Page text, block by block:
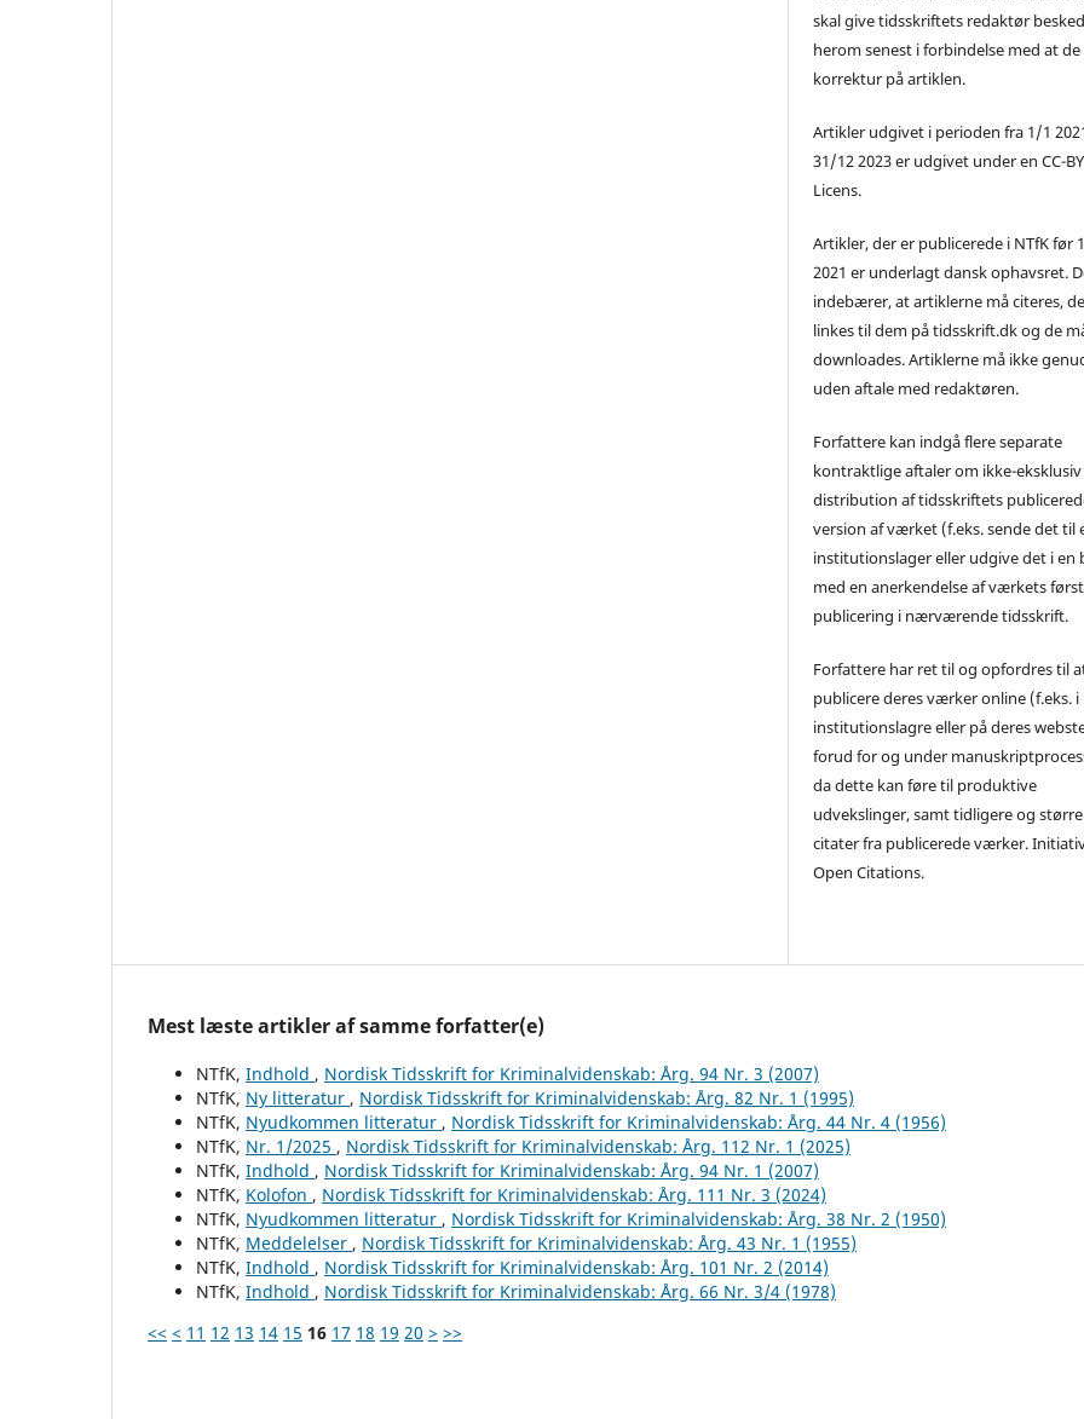
skal give tidsskriftets redaktør besked
herom senest i forbindelse med at
korrektur på artiklen.
Artikler udgivet i perioden fra 1/1
31/12 2023 er udgivet under en CC-
Licens.
Artikler, der er publicerede i NTfK før
2021 er underlagt dansk ophavsret.
indebærer, at artiklerne må citeres,
linkes til dem på tidsskrift.dk og de
downloades. Artiklerne må ikke
uden aftale med redaktøren.
Forfattere kan indgå flere separate
kontraktlige aftaler om ikke-eksklusiv
distribution af tidsskriftets
version af værket (f.eks. sende det til
institutionslager eller udgive det i en
med en anerkendelse af værkets
publicering i nærværende tidsskrift.
Forfattere har ret til og opfordres til
publicere deres værker online (f.eks. i
institutionslagre eller på deres
forud for og under
da dette kan føre til produktive
udvekslinger, samt tidligere og større
citater fra publicerede værker.
Open Citations.
Mest læste artikler af samme forfatter(e)
NTfK, Indhold , Nordisk Tidsskrift for Kriminalvidenskab: Årg. 94 Nr. 3 (2007)
NTfK, Ny litteratur , Nordisk Tidsskrift for Kriminalvidenskab: Årg. 82 Nr. 1 (1995)
NTfK, Nyudkommen litteratur , Nordisk Tidsskrift for Kriminalvidenskab: Årg. 44 Nr. 4 (1956)
NTfK, Nr. 1/2025 , Nordisk Tidsskrift for Kriminalvidenskab: Årg. 112 Nr. 1 (2025)
NTfK, Indhold , Nordisk Tidsskrift for Kriminalvidenskab: Årg. 94 Nr. 1 (2007)
NTfK, Kolofon , Nordisk Tidsskrift for Kriminalvidenskab: Årg. 111 Nr. 3 (2024)
NTfK, Nyudkommen litteratur , Nordisk Tidsskrift for Kriminalvidenskab: Årg. 38 Nr. 2 (1950)
NTfK, Meddelelser , Nordisk Tidsskrift for Kriminalvidenskab: Årg. 43 Nr. 1 (1955)
NTfK, Indhold , Nordisk Tidsskrift for Kriminalvidenskab: Årg. 101 Nr. 2 (2014)
NTfK, Indhold , Nordisk Tidsskrift for Kriminalvidenskab: Årg. 66 Nr. 3/4 (1978)
<< < 11 12 13 14 15 16 17 18 19 20 > >>